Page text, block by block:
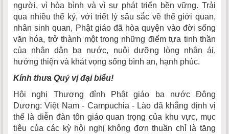
người, vì hòa bình và vì sự phát triển bền vững. Trải
qua nhiều thế kỷ, với triết lý sâu sắc về thế giới quan,
nhân sinh quan, Phật giáo đã hòa quyện vào đời sống
văn hóa, trở thành một trong những điểm tựa tinh thần
của nhân dân ba nước, nuôi dưỡng lòng nhân ái,
hướng thiện và khát vọng sống bình an, hạnh phúc.
Kính thưa Quý vị đại biểu!
Hội nghị Thượng đỉnh Phật giáo ba nước Đông
Dương: Việt Nam - Campuchia - Lào đã khẳng định vị
thế là diễn đàn tôn giáo quan trọng của khu vực, mục
tiêu của các kỳ hội nghị không đơn thuần chỉ là tăng